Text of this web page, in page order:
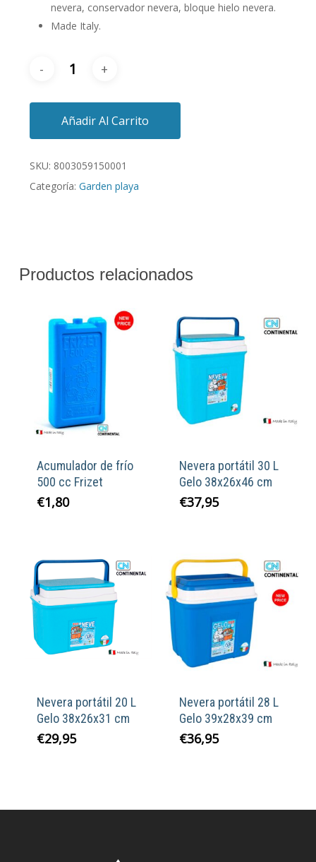
nevera, conservador nevera, bloque hielo nevera.
Made Italy.
Añadir Al Carrito
SKU: 8003059150001
Categoría: Garden playa
Productos relacionados
Acumulador de frío
500 cc Frizet
€1,80
Nevera portátil 30 L
Gelo 38x26x46 cm
€37,95
Nevera portátil 20 L
Gelo 38x26x31 cm
€29,95
Nevera portátil 28 L
Gelo 39x28x39 cm
€36,95